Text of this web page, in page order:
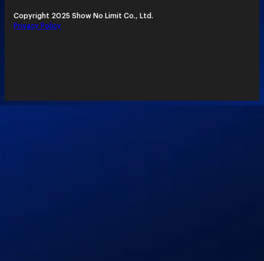
Copyright 2025 Show No Limit Co., Ltd.
Privacy Policy